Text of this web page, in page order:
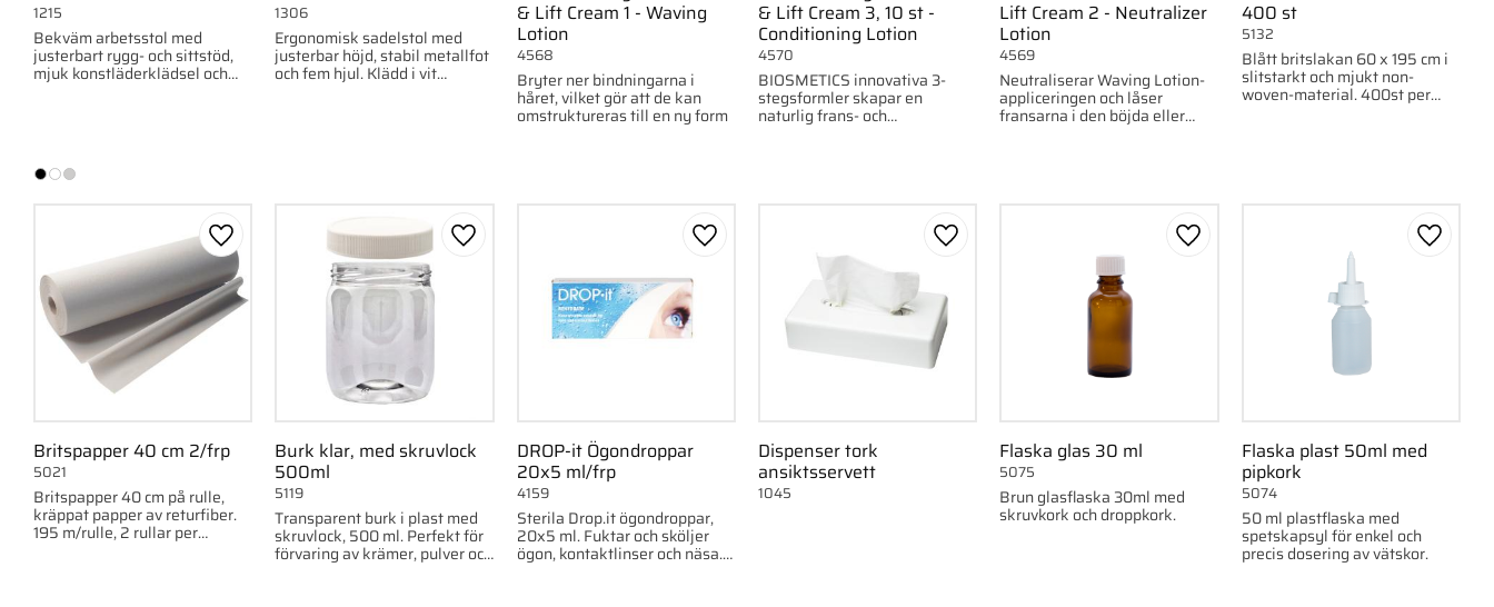
Bekväm arbetsstol med
justerbart rygg- och sittstöd,
mjuk konstläderklädsel och
1215
Ergonomisk sadelstol med
justerbar höjd, stabil metallfot
och fem hjul. Klädd i vit
1306 & Lift Cream 1 - Waving
Lotion
Bryter ner bindningarna i
håret, vilket gör att de kan
omstruktureras till en ny form
4568
& Lift Cream 3, 10 st -
Conditioning Lotion
BIOSMETICS innovativa 3-
stegsformler skapar en
naturlig frans- och
4570
Lift Cream 2 - Neutralizer
Lotion
Neutraliserar Waving Lotion-
appliceringen och låser
fransarna i den böjda eller
4569
400 st
Blått britslakan 60 x 195 cm i
slitstarkt och mjukt non-
woven-material. 400st per
5132
Britspapper 40 cm 2/frp
Britspapper 40 cm på rulle,
kräppat papper av returfiber.
195 m/rulle, 2 rullar per
5021
Lägg till i favoriter
Burk klar, med skruvlock
500ml
Transparent burk i plast med
skruvlock, 500 ml. Perfekt för
förvaring av krämer, pulver och
5119
Lägg till i favoriter
DROP-it Ögondroppar
20x5 ml/frp
Sterila Drop.it ögondroppar,
20x5 ml. Fuktar och sköljer
ögon, kontaktlinser och näsa.
4159
Lägg till i favoriter
Dispenser tork
ansiktsservett
1045
Lägg till i favoriter
Flaska glas 30 ml
Brun glasflaska 30ml med
skruvkork och droppkork.
5075
Lägg till i favoriter
Flaska plast 50ml med
pipkork
50 ml plastflaska med
spetskapsyl för enkel och
precis dosering av vätskor.
5074
Lägg